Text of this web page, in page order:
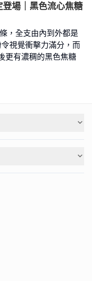
場｜黑色流心焦糖
，全支由內到外都是
視覺衝擊力滿分，而
更有濃稠的黑色焦糖